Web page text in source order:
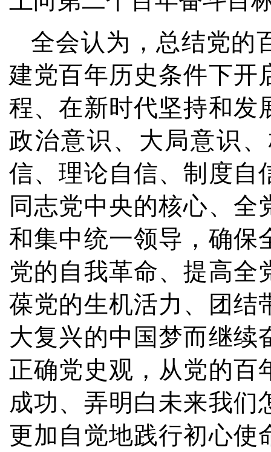
全会认为，总结党的
建党百年历史条件下开
程、在新时代坚持和发
政治意识、大局意识
信、理论自信、制度自
同志党中央的核心、
和集中统一领导，确保
党的自我革命、提高全
葆党的生机活力、团结
大复兴的中国梦而继续
正确党史观，从党的百
成功、弄明白未来我们
更加自觉地践行初心使